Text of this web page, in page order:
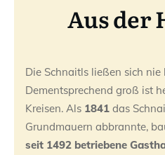
Aus der
Die Schnaitls ließen sich nie
Dementsprechend groß ist
Kreisen. Als 1841 das
Grundmauern abbrannte,
seit 1492 betriebene